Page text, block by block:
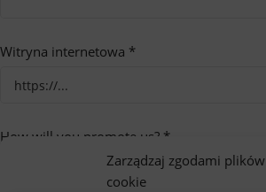
Zarządzaj zgodami plików
cookie
Witryna internetowa *
How will you promote us? *